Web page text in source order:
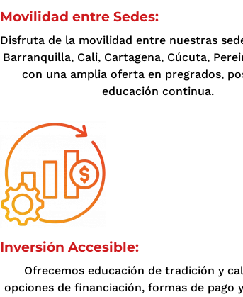
Movilidad entre Sedes:
Disfruta de la movilidad entre nuestras
Barranquilla, Cali, Cartagena, Cúcuta,
con una amplia oferta en pregrados,
educación continua.
Inversión Accesible:
Ofrecemos educación de tradición y
opciones de financiación, formas de pago